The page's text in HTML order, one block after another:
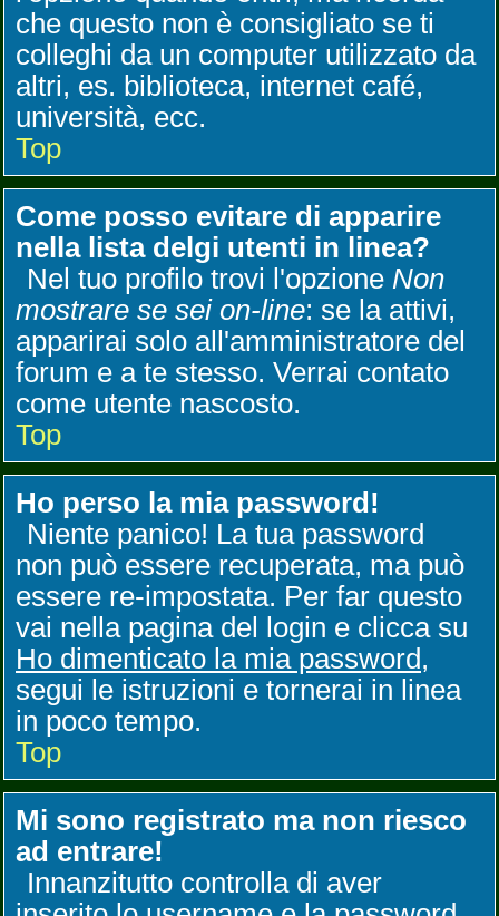
che questo non è consigliato se ti
colleghi da un computer utilizzato da
altri, es. biblioteca, internet café,
università, ecc.
Top
Come posso evitare di apparire
nella lista delgi utenti in linea?
Nel tuo profilo trovi l'opzione Non
mostrare se sei on-line: se la attivi,
apparirai solo all'amministratore del
forum e a te stesso. Verrai contato
come utente nascosto.
Top
Ho perso la mia password!
Niente panico! La tua password
non può essere recuperata, ma può
essere re-impostata. Per far questo
vai nella pagina del login e clicca su
Ho dimenticato la mia password,
segui le istruzioni e tornerai in linea
in poco tempo.
Top
Mi sono registrato ma non riesco
ad entrare!
Innanzitutto controlla di aver